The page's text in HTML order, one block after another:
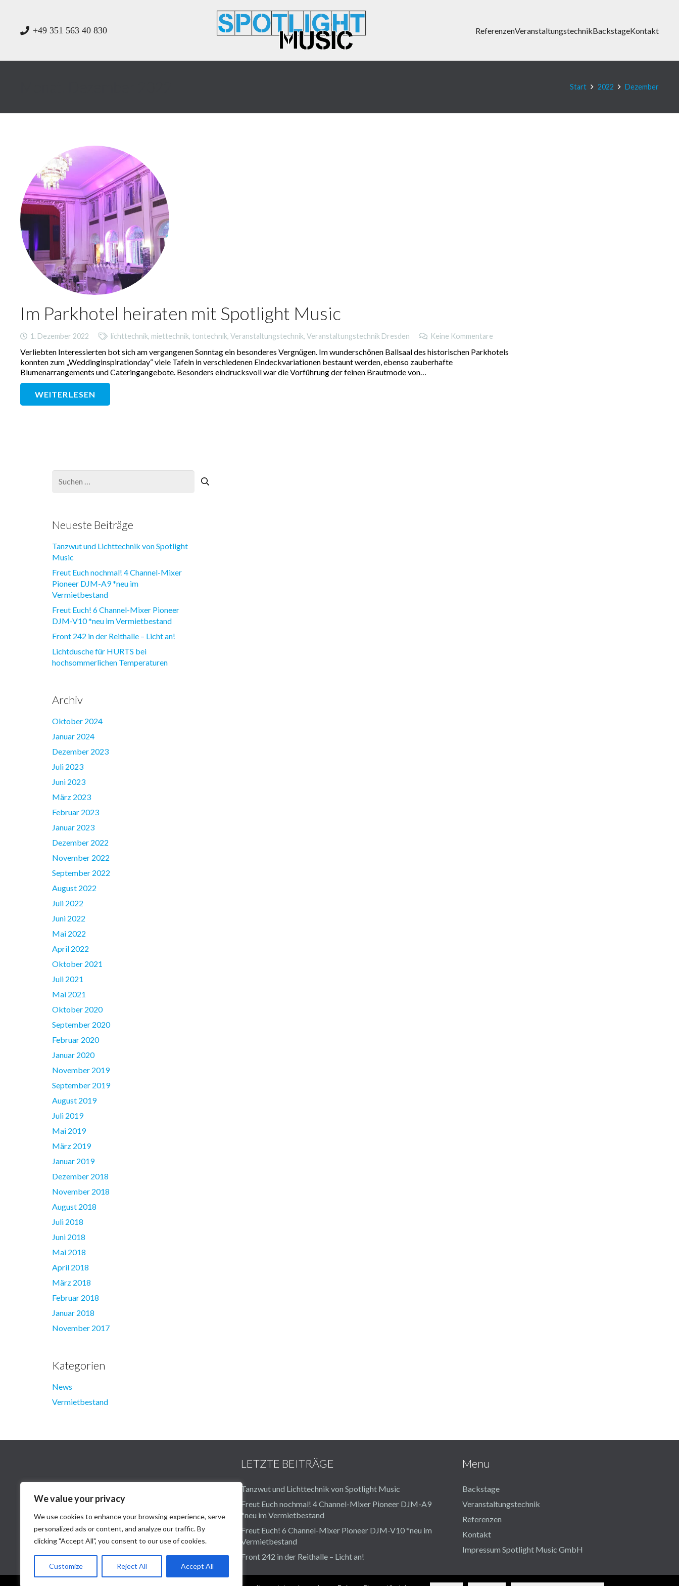
We value your privacy
We use cookies to enhance your browsing experience, serve
personalized ads or content, and analyze our traffic. By
clicking "Accept All", you consent to our use of cookies.
Customize Reject All Accept All
+49 351 563 40 830 ReferenzenVeranstaltungstechnikBackstageKontakt
Start 2022 Dezember
Im Parkhotel heiraten mit Spotlight Music
1. Dezember 2022 lichttechnik, miettechnik, tontechnik, Veranstaltungstechnik, Veranstaltungstechnik Dresden Keine Kommentare
Verliebten Interessierten bot sich am vergangenen Sonntag ein besonderes Vergnügen. Im wunderschönen Ballsaal des historischen Parkhotels
konnten zum „Weddinginspirationday“ viele Tafeln in verschiedenen Eindeckvariationen bestaunt werden, ebenso zauberhafte
Blumenarrangements und Cateringangebote. Besonders eindrucksvoll war die Vorführung der feinen Brautmode von…
WEITERLESEN
nach:
Neueste Beiträge
Tanzwut und Lichttechnik von Spotlight
Music
Freut Euch nochmal! 4 Channel-Mixer
Pioneer DJM-A9 *neu im
Vermietbestand
Freut Euch! 6 Channel-Mixer Pioneer
DJM-V10 *neu im Vermietbestand
Front 242 in der Reithalle – Licht an!
Lichtdusche für HURTS bei
hochsommerlichen Temperaturen
Archiv
Oktober 2024
Januar 2024
Dezember 2023
Juli 2023
Juni 2023
März 2023
Februar 2023
Januar 2023
Dezember 2022
November 2022
September 2022
August 2022
Juli 2022
Juni 2022
Mai 2022
April 2022
Oktober 2021
Juli 2021
Mai 2021
Oktober 2020
September 2020
Februar 2020
Januar 2020
November 2019
September 2019
August 2019
Juli 2019
Mai 2019
März 2019
Januar 2019
Dezember 2018
November 2018
August 2018
Juli 2018
Juni 2018
Mai 2018
April 2018
März 2018
Februar 2018
Januar 2018
November 2017
Kategorien
News
Vermietbestand
LETZTE BEITRÄGE
Tanzwut und Lichttechnik von Spotlight Music
Freut Euch nochmal! 4 Channel-Mixer Pioneer DJM-A9
*neu im Vermietbestand
Freut Euch! 6 Channel-Mixer Pioneer DJM-V10 *neu im
Vermietbestand
Front 242 in der Reithalle – Licht an!
Menu
Backstage
Veranstaltungstechnik
Referenzen
Kontakt
Impressum Spotlight Music GmbH